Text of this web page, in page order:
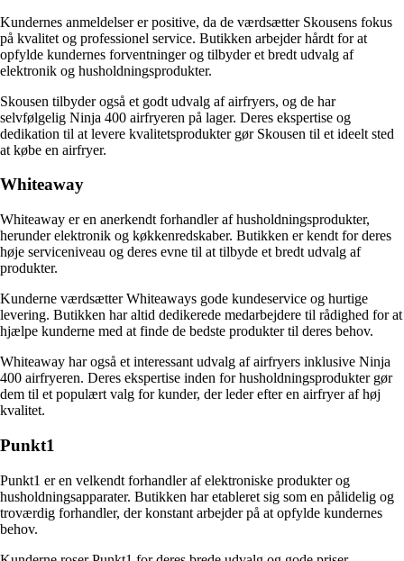
Kundernes anmeldelser er positive, da de værdsætter Skousens fokus
på kvalitet og professionel service. Butikken arbejder hårdt for at
opfylde kundernes forventninger og tilbyder et bredt udvalg af
elektronik og husholdningsprodukter.
Skousen tilbyder også et godt udvalg af airfryers, og de har
selvfølgelig Ninja 400 airfryeren på lager. Deres ekspertise og
dedikation til at levere kvalitetsprodukter gør Skousen til et ideelt sted
at købe en airfryer.
Whiteaway
Whiteaway er en anerkendt forhandler af husholdningsprodukter,
herunder elektronik og køkkenredskaber. Butikken er kendt for deres
høje serviceniveau og deres evne til at tilbyde et bredt udvalg af
produkter.
Kunderne værdsætter Whiteaways gode kundeservice og hurtige
levering. Butikken har altid dedikerede medarbejdere til rådighed for at
hjælpe kunderne med at finde de bedste produkter til deres behov.
Whiteaway har også et interessant udvalg af airfryers inklusive Ninja
400 airfryeren. Deres ekspertise inden for husholdningsprodukter gør
dem til et populært valg for kunder, der leder efter en airfryer af høj
kvalitet.
Punkt1
Punkt1 er en velkendt forhandler af elektroniske produkter og
husholdningsapparater. Butikken har etableret sig som en pålidelig og
troværdig forhandler, der konstant arbejder på at opfylde kundernes
behov.